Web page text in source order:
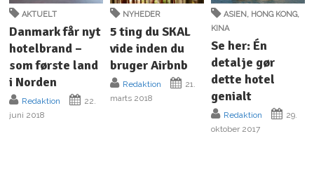
AKTUELT
Danmark får nyt
hotelbrand –
som første land
i Norden
Redaktion
22.
juni 2018
NYHEDER
5 ting du SKAL
vide inden du
bruger Airbnb
Redaktion
21.
marts 2018
ASIEN, HONG KONG,
KINA
Se her: Én
detalje gør
dette hotel
genialt
Redaktion
29.
oktober 2017